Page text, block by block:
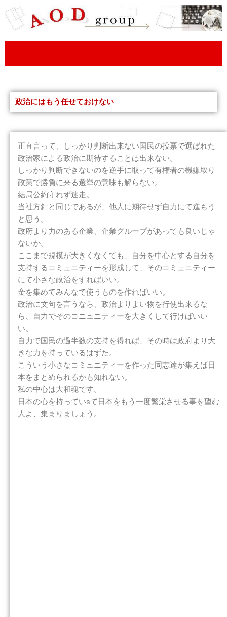
容
ス
ッ
政治にはもう任せておけない
正直言って、しっかり判断出来ない国民の投票で選ばれた
政治家による政治に期待することは出来ない。
しっかり判断できないのを逆手に取って有権者の機嫌取り
政策で勝負に来る選挙の意味も解らない。
結局公約守れず迷走。
当社方針と同じであるが、他人に期待せず自力にて進もう
と思う。
政府より力のある企業、企業グループがあっても良いじゃ
ないか。
ここまで規模が大きくなくても、自分を中心とする自分を
支持するコミュニティーを形成して、そのコミュニティー
にて小さな政治をすればいい。
金を集めてみんなで使うものを作ればいい。
政治に文句を言うなら、政治よりよい物を行使出来るな
ら、自力でそのコニュニティーを大きくして行けばいい
い。
自力で国民の過半数の支持を得れば、その時は政府より大
きな力を持っているはずた。
こういう小さなコミュニティーを作った同志達が集えば日
本をまとめられるかも知れない。
私の中心は大和魂です。
日本の心を持っていsて日本をもう一度繁栄させる事を望む
人よ、集まりましょう。